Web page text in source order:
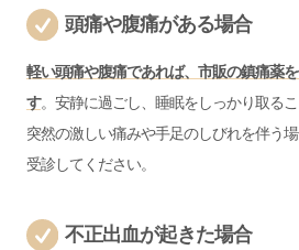
頭痛や腹痛がある場合
軽い頭痛や腹痛であれば、市販の鎮痛薬
す。安静に過ごし、睡眠をしっかり取るこ
突然の激しい痛みや手足のしびれを伴う
受診してください。
不正出血が起きた場合